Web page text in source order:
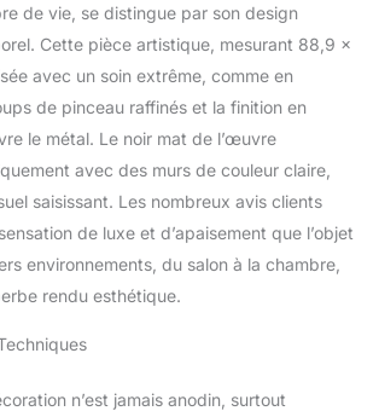
de vie, se distingue par son design
Cette pièce artistique, mesurant 88,9 x
avec un soin extrême, comme en
de pinceau raffinés et la finition en
le métal. Le noir mat de l’œuvre
avec des murs de couleur claire,
saisissant. Les nombreux avis clients
de luxe et d’apaisement que l’objet
environnements, du salon à la chambre,
rendu esthétique.
n’est jamais anodin, surtout